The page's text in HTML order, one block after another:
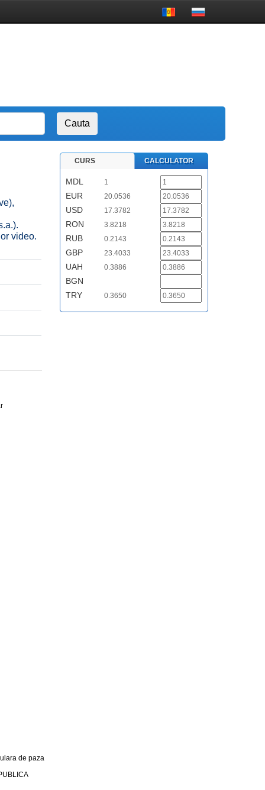
video.
de paza
CURS CALCULATOR
MDL 1
EUR 20.0536
USD 17.3782
RON 3.8218
RUB 0.2143
GBP 23.4033
UAH 0.3886
BGN
TRY
0.3650